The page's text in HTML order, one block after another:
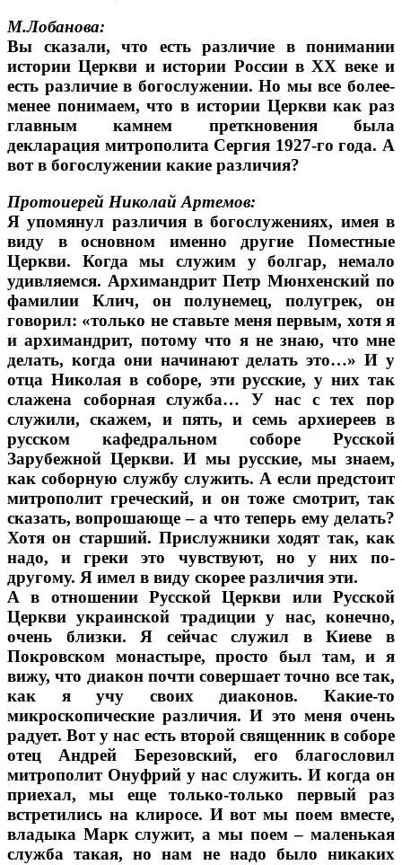
М.Лобанова:
Вы сказали, что есть различие в понимании
истории Церкви и истории России в ХХ веке и
есть различие в богослужении. Но мы все более-
менее понимаем, что в истории Церкви как раз
главным камнем преткновения была
декларация митрополита Сергия 1927-го года. А
вот в богослужении какие различия?
Протоиерей Николай Артемов:
Я упомянул различия в богослужениях, имея в
виду в основном именно другие Поместные
Церкви. Когда мы служим у болгар, немало
удивляемся. Архимандрит Петр Мюнхенский по
фамилии Клич, он полунемец, полугрек, он
говорил: «только не ставьте меня первым, хотя я
и архимандрит, потому что я не знаю, что мне
делать, когда они начинают делать это…» И у
отца Николая в соборе, эти русские, у них так
слажена соборная служба… У нас с тех пор
служили, скажем, и пять, и семь архиереев в
русском кафедральном соборе Русской
Зарубежной Церкви. И мы русские, мы знаем,
как соборную службу служить. А если предстоит
митрополит греческий, и он тоже смотрит, так
сказать, вопрошающе – а что теперь ему делать?
Хотя он старший. Прислужники ходят так, как
надо, и греки это чувствуют, но у них по-
другому. Я имел в виду скорее различия эти.
А в отношении Русской Церкви или Русской
Церкви украинской традиции у нас, конечно,
очень близки. Я сейчас служил в Киеве в
Покровском монастыре, просто был там, и я
вижу, что диакон почти совершает точно все так,
как я учу своих диаконов. Какие-то
микроскопические различия. И это меня очень
радует. Вот у нас есть второй священник в соборе
отец Андрей Березовский, его благословил
митрополит Онуфрий у нас служить. И когда он
приехал, мы еще только-только первый раз
встретились на клиросе. И вот мы поем вместе,
владыка Марк служит, а мы поем – маленькая
служба такая, но нам не надо было никаких